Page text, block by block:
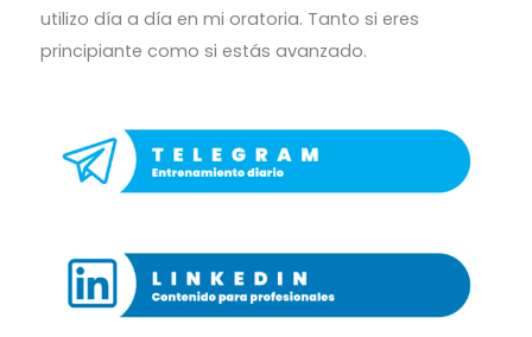
utilizo día a día en mi oratoria. Tanto si eres
principiante como si estás avanzado.